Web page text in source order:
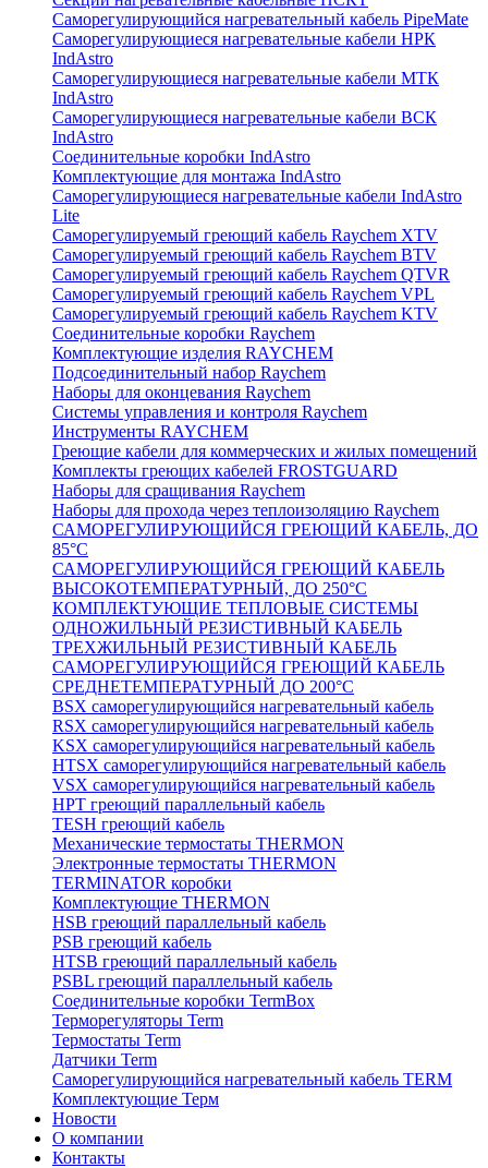
Саморегулирующийся нагревательный кабель PipeMate
Саморегулирующиеся нагревательные кабели НРК
IndAstro
Саморегулирующиеся нагревательные кабели МТК
IndAstro
Саморегулирующиеся нагревательные кабели ВСК
IndAstro
Соединительные коробки IndAstro
Комплектующие для монтажа IndAstro
Саморегулирующиеся нагревательные кабели IndAstro
Lite
Саморегулируемый греющий кабель Raychem XTV
Саморегулируемый греющий кабель Raychem BTV
Саморегулируемый греющий кабель Raychem QTVR
Саморегулируемый греющий кабель Raychem VPL
Саморегулируемый греющий кабель Raychem KTV
Соединительные коробки Raychem
Комплектующие изделия RAYCHEM
Подсоединительный набор Raychem
Наборы для оконцевания Raychem
Системы управления и контроля Raychem
Инструменты RAYCHEM
Греющие кабели для коммерческих и жилых помещений
Комплекты греющих кабелей FROSTGUARD
Наборы для сращивания Raychem
Наборы для прохода через теплоизоляцию Raychem
САМОРЕГУЛИРУЮЩИЙСЯ ГРЕЮЩИЙ КАБЕЛЬ, ДО
85°С
САМОРЕГУЛИРУЮЩИЙСЯ ГРЕЮЩИЙ КАБЕЛЬ
ВЫСОКОТЕМПЕРАТУРНЫЙ, ДО 250°С
КОМПЛЕКТУЮЩИЕ ТЕПЛОВЫЕ СИСТЕМЫ
ОДНОЖИЛЬНЫЙ РЕЗИСТИВНЫЙ КАБЕЛЬ
ТРЕХЖИЛЬНЫЙ РЕЗИСТИВНЫЙ КАБЕЛЬ
САМОРЕГУЛИРУЮЩИЙСЯ ГРЕЮЩИЙ КАБЕЛЬ
СРЕДНЕТЕМПЕРАТУРНЫЙ ДО 200°С
BSX саморегулирующийся нагревательный кабель
RSX саморегулирующийся нагревательный кабель
KSX саморегулирующийся нагревательный кабель
HTSX саморегулирующийся нагревательный кабель
VSX саморегулирующийся нагревательный кабель
НРТ греющий параллельный кабель
TESH греющий кабель
Механические термостаты THERMON
Электронные термостаты THERMON
TERMINATOR коробки
Комплектующие THERMON
HSB греющий параллельный кабель
PSB греющий кабель
HTSB греющий параллельный кабель
PSBL греющий параллельный кабель
Соединительные коробки TermBox
Терморегуляторы Term
Термостаты Term
Датчики Term
Саморегулирующийся нагревательный кабель TERM
Комплектующие Терм
Новости
О компании
Контакты